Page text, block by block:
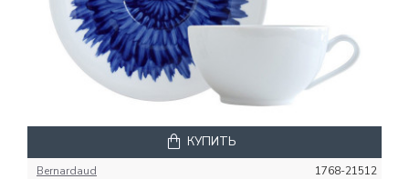
Bernardaud 1768-21512
КУПИТЬ